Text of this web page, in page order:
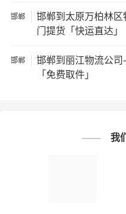
标签：
# 阿勒泰专线
# 阿勒泰物流
# 邯郸
邯郸
邯郸到太原万柏林区
门提货「快运直达」
邯郸
邯郸到丽江物流公
「免费取件」
我